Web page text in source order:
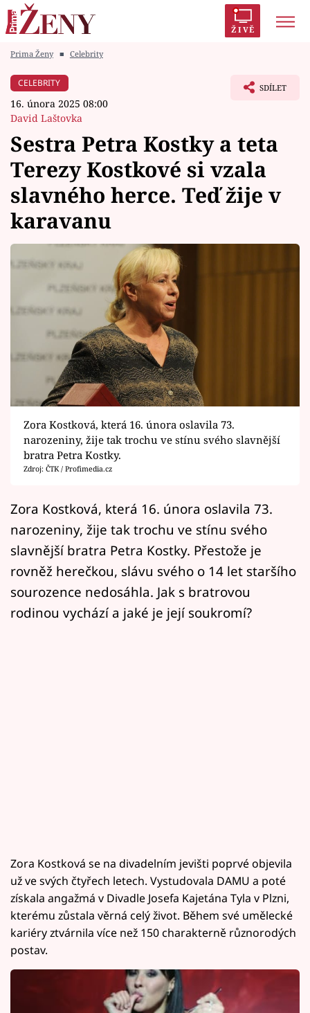
ŽIVĚ
Módní alarm
Témata
Celebrity
Vztahy
Horoskopy
Sledujte prima+
Filmový festival Karlovy Vary
Mámy sobě
Sledujte nás
Prima Ženy ■ Celebrity
CELEBRITY
16. února 2025 08:00
David Laštovka
SDÍLET
Sestra Petra Kostky a teta
Terezy Kostkové si vzala
slavného herce. Teď žije v
karavanu
Zora Kostková, která 16. února oslavila 73.
narozeniny, žije tak trochu ve stínu svého slavnější
bratra Petra Kostky.
Zdroj: ČTK / Profimedia.cz
Zora Kostková, která 16. února oslavila 73.
narozeniny, žije tak trochu ve stínu svého
slavnější bratra Petra Kostky. Přestože je
rovněž herečkou, slávu svého o 14 let staršího
sourozence nedosáhla. Jak s bratrovou
rodinou vychází a jaké je její soukromí?
Zora Kostková se na divadelním jevišti poprvé objevila
už ve svých čtyřech letech. Vystudovala DAMU a poté
získala angažmá v Divadle Josefa Kajetána Tyla v Plzni,
kterému zůstala věrná celý život. Během své umělecké
kariéry ztvárnila více než 150 charakterně různorodých
postav.